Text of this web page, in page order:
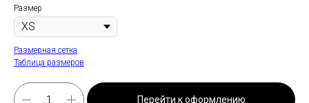
Размер
Размерная сетка
Таблица размеров
Перейти к оформлению